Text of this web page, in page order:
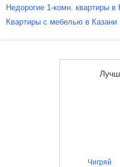
Недорогие 1-комн. квартиры в
Квартиры с мебелью в Казани
Чигряй